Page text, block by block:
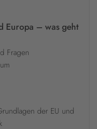
Europa – was geht
Fragen
der EU und